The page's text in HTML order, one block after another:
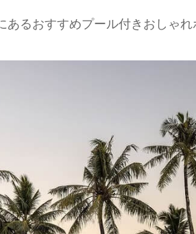
あるおすすめプール付きおしゃ